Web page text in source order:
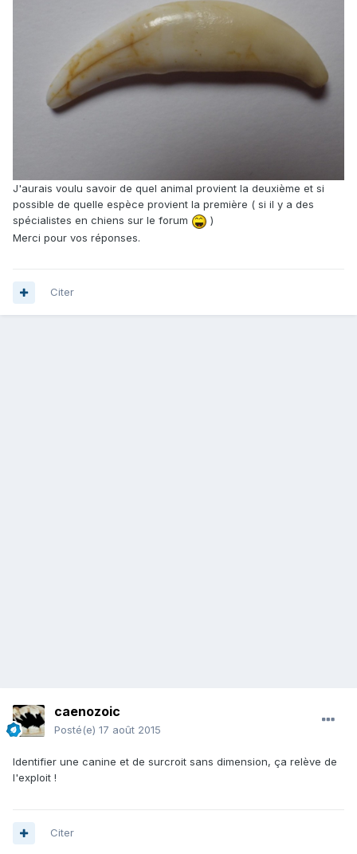
J'aurais voulu savoir de quel animal provient la deuxième et si
possible de quelle espèce provient la première ( si il y a des
spécialistes en chiens sur le forum
)
Merci pour vos réponses.
Citer
caenozoic
Posté(e) 17 août 2015
Identifier une canine et de surcroit sans dimension, ça relève de
l'exploit !
Citer